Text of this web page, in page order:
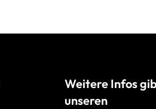
Weitere Infos
unseren